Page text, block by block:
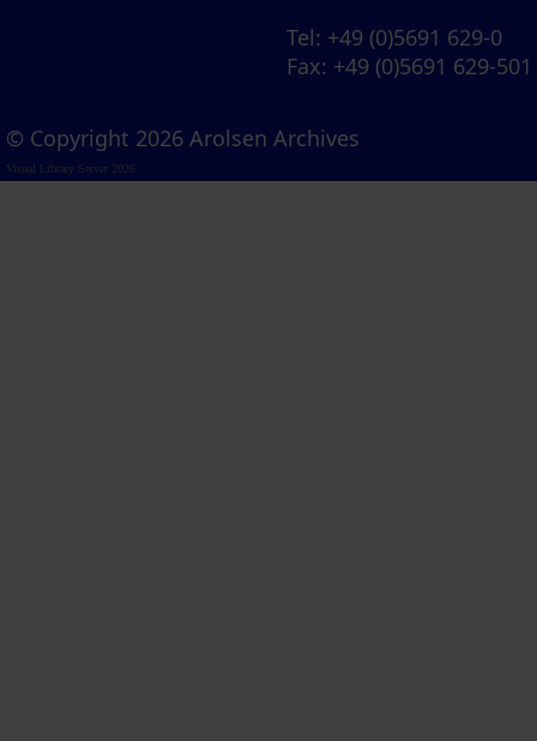
Tel: +49 (0)5691 629-0
Fax: +49 (0)5691 629-501
© Copyright 2026 Arolsen Archives
Visual Library Server 2026